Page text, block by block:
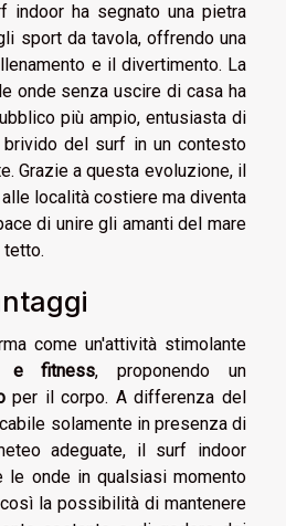
indoor ha segnato una pietra
sport da tavola, offrendo una
e il divertimento. La
onde senza uscire di casa ha
più ampio, entusiasta di
del surf in un contesto
Grazie a questa evoluzione, il
località costiere ma diventa
di unire gli amanti del mare
tetto.
come un'attività stimolante
e fitness, proponendo un
per il corpo. A differenza del
solamente in presenza di
adeguate, il surf indoor
le onde in qualsiasi momento
la possibilità di mantenere